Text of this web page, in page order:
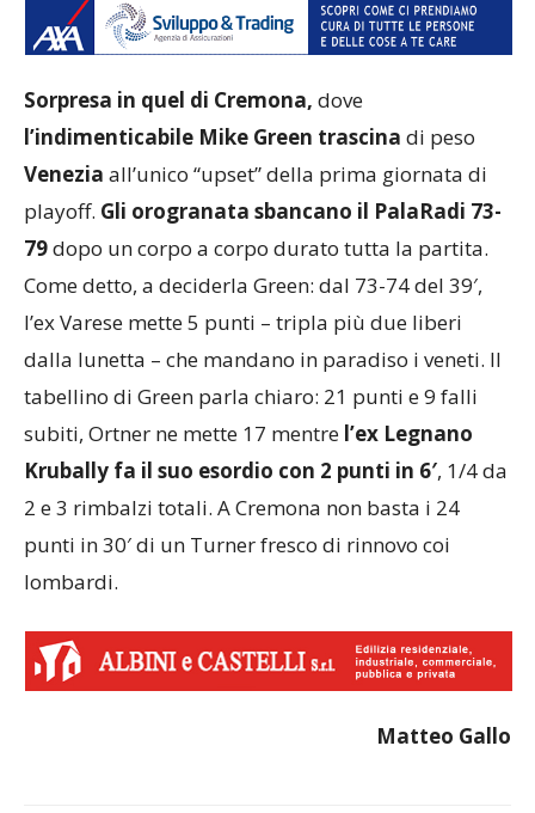
Sorpresa in quel di Cremona, dove
l’indimenticabile Mike Green trascina di peso
Venezia all’unico “upset” della prima giornata di
playoff. Gli orogranata sbancano il PalaRadi 73-
79dopo un corpo a corpo durato tutta la partita.
Come detto, a deciderla Green: dal 73-74 del 39′,
l’ex Varese mette 5 punti – tripla più due liberi
dalla lunetta – che mandano in paradiso i veneti. Il
tabellino di Green parla chiaro: 21 punti e 9 falli
subiti, Ortner ne mette 17 mentre l’ex Legnano
Krubally fa il suo esordio con 2 punti in 6′, 1/4 da
2 e 3 rimbalzi totali. A Cremona non basta i 24
punti in 30′ di un Turner fresco di rinnovo coi
lombardi.
Matteo Gallo